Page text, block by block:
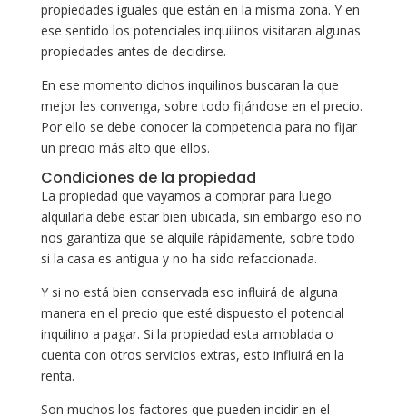
propiedades iguales que están en la misma zona. Y en
ese sentido los potenciales inquilinos visitaran algunas
propiedades antes de decidirse.
En ese momento dichos inquilinos buscaran la que
mejor les convenga, sobre todo fijándose en el precio.
Por ello se debe conocer la competencia para no fijar
un precio más alto que ellos.
Condiciones de la propiedad
La propiedad que vayamos a comprar para luego
alquilarla debe estar bien ubicada, sin embargo eso no
nos garantiza que se alquile rápidamente, sobre todo
si la casa es antigua y no ha sido refaccionada.
Y si no está bien conservada eso influirá de alguna
manera en el precio que esté dispuesto el potencial
inquilino a pagar. Si la propiedad esta amoblada o
cuenta con otros servicios extras, esto influirá en la
renta.
Son muchos los factores que pueden incidir en el